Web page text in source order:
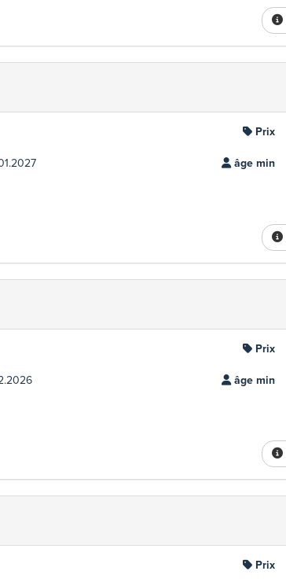
Prix
âge min
Prix
âge min
Prix